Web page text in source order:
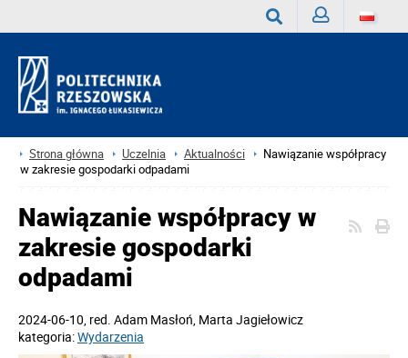
Strona główna Uczelnia Aktualności
Nawiązanie współpracy
w zakresie gospodarki odpadami
Nawiązanie współpracy w
zakresie gospodarki
odpadami
2024-06-10, red. Adam Masłoń, Marta Jagiełowicz
kategoria:Wydarzenia